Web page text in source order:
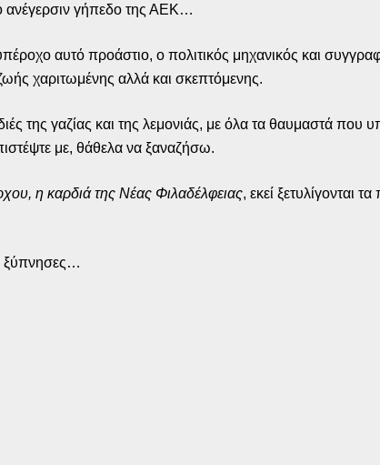
ανέγερσιν γήπεδο της ΑΕΚ…
αυτό προάστιο, ο πολιτικός μηχανικός και
χαριτωμένης αλλά και σκεπτόμενης.
της γαζίας και της λεμονιάς, με όλα τα θαυμαστά που
με, θάθελα να ξαναζήσω.
η καρδιά της Νέας Φιλαδέλφειας, εκεί ξετυλίγονται
ξύπνησες…